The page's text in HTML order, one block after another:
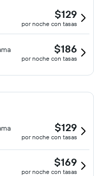
$129
por noche con tasas
$186
por noche con tasas
$129
por noche con tasas
$169
por noche con tasas